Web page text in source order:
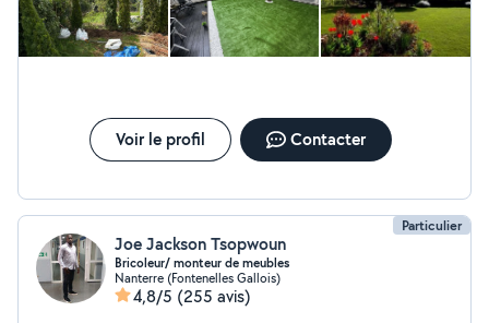
Voir le profil Contacter
Particulier
Joe Jackson Tsopwoun
Bricoleur/ monteur de meubles
Nanterre (Fontenelles Gallois)
4,8/5 (255 avis)